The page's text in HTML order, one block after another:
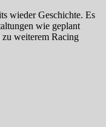
wieder Geschichte. Es
wie geplant
weiterem Racing